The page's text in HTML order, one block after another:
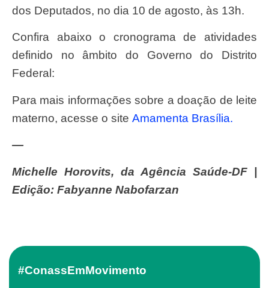
dos Deputados, no dia 10 de agosto, às 13h.
Confira abaixo o cronograma de atividades
definido no âmbito do Governo do Distrito
Federal:
Para mais informações sobre a doação de leite
materno, acesse o site Amamenta Brasília.
—
Michelle Horovits, da Agência Saúde-DF |
Edição: Fabyanne Nabofarzan
#ConassEmMovimento